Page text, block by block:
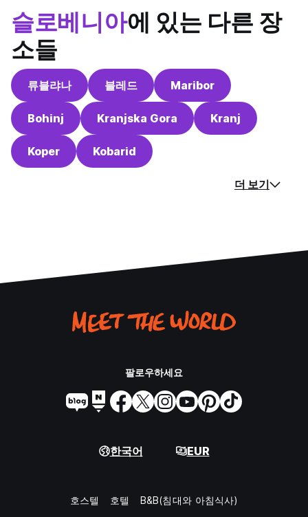
슬로베니아에 있는 다른 장
소들
류블랴나 블레드 Maribor
Bohinj Kranjska Gora Kranj
Koper Kobarid
더 보기
팔로우하세요
한국어 EUR
호스텔 호텔 B&B(침대와 아침식사)